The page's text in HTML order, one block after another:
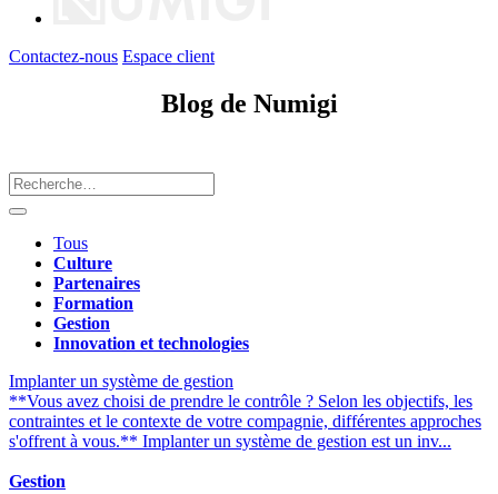
Contactez-nous Espace client
Blog de Numigi
Tous
Culture
Partenaires
Formation
Gestion
Innovation et technologies
Implanter un système de gestion
**Vous avez choisi de prendre le contrôle ? Selon les objectifs, les
contraintes et le contexte de votre compagnie, différentes approches
s'offrent à vous.** Implanter un système de gestion est un inv...
Gestion